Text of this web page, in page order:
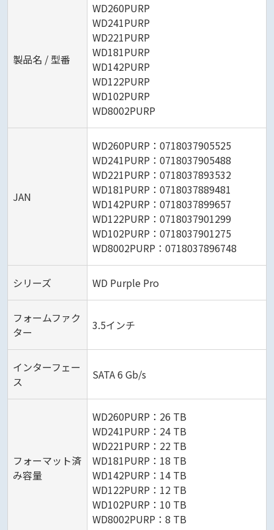
製品名 / 型番
WD260PURP
WD241PURP
WD221PURP
WD181PURP
WD142PURP
WD122PURP
WD102PURP
WD8002PURP
JAN
WD260PURP：0718037905525
WD241PURP：0718037905488
WD221PURP：0718037893532
WD181PURP：0718037889481
WD142PURP：0718037899657
WD122PURP：0718037901299
WD102PURP：0718037901275
WD8002PURP：0718037896748
シリーズ WD Purple Pro
フォームファク
ター
3.5インチ
インターフェー
ス
SATA 6 Gb/s
フォーマット済
み容量
WD260PURP：26 TB
WD241PURP：24 TB
WD221PURP：22 TB
WD181PURP：18 TB
WD142PURP：14 TB
WD122PURP：12 TB
WD102PURP：10 TB
WD8002PURP：8 TB